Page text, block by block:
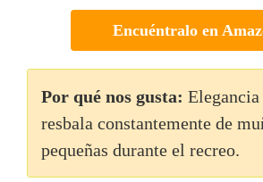
Encuéntralo en
Por qué nos gusta:
resbala constantemente de
pequeñas durante el recreo.